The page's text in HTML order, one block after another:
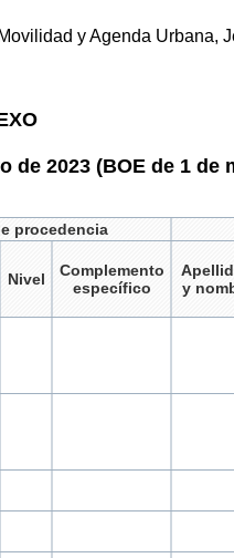
y Agenda Urbana,
2023 (BOE de 1 de
procedencia
Nivel
Complemento
específico
y